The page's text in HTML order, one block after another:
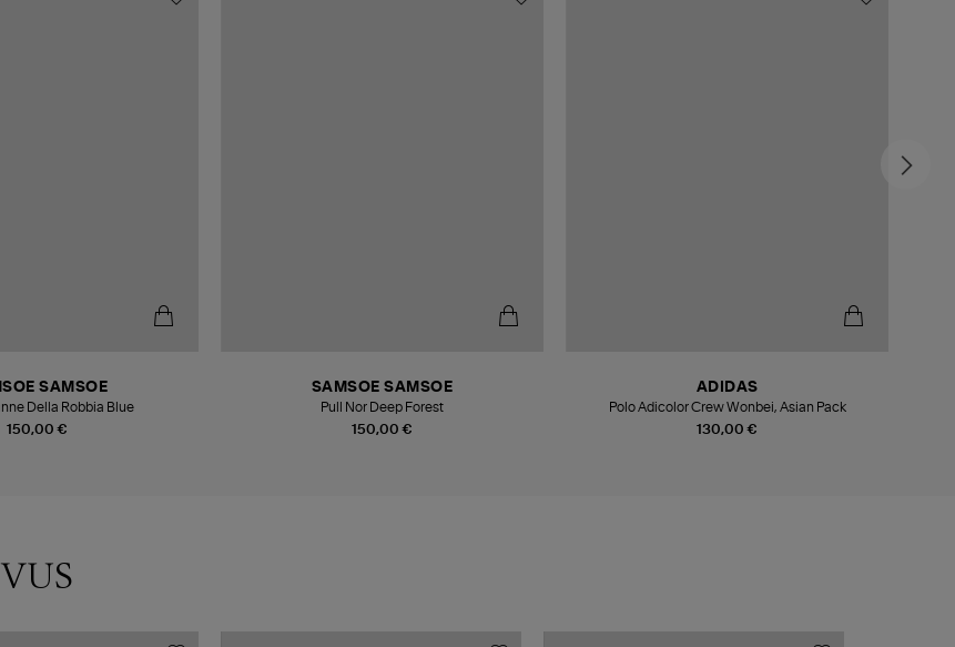
150,00 €
SAMSOE
Della Robbia Blue
150,00 €
SAMSOE SAMSOE
Pull Nor Deep Forest
130,00 €
ADIDAS
Polo Adicolor Crew Wonbei, Asian Pack